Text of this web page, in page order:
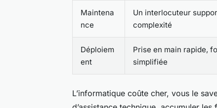
Maintena
nce
Un interlocuteur
complexité
Déploiem
ent
Prise en main rapide,
simplifiée
L’informatique coûte cher, vous le